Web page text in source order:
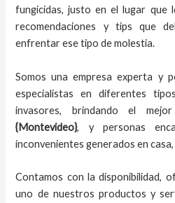
fungicidas, justo en el lugar que
recomendaciones y tips que
enfrentar ese tipo de molestia.
Somos una empresa experta y
especialistas en diferentes
invasores, brindando el
{Montevideo}, y personas
inconvenientes generados en
Contamos con la disponibilidad,
uno de nuestros productos y